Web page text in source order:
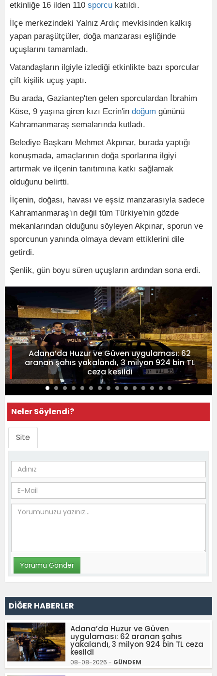
etkinliğe 16 ilden 110 sporcu katıldı.
İlçe merkezindeki Yalnız Ardıç mevkisinden kalkış
yapan paraşütçüler, doğa manzarası eşliğinde
uçuşlarını tamamladı.
Vatandaşların ilgiyle izlediği etkinlikte bazı sporcular
çift kişilik uçuş yaptı.
Bu arada, Gaziantep'ten gelen sporculardan İbrahim
Köse, 9 yaşına giren kızı Ecrin'in doğum gününü
Kahramanmaraş semalarında kutladı.
Belediye Başkanı Mehmet Akpınar, burada yaptığı
konuşmada, amaçlarının doğa sporlarına ilgiyi
artırmak ve ilçenin tanıtımına katkı sağlamak
olduğunu belirtti.
İlçenin, doğası, havası ve eşsiz manzarasıyla sadece
Kahramanmaraş'ın değil tüm Türkiye'nin gözde
mekanlarından olduğunu söyleyen Akpınar, sporun ve
sporcunun yanında olmaya devam ettiklerini dile
getirdi.
Şenlik, gün boyu süren uçuşların ardından sona erdi.
Adana’da Huzur ve Güven uygulaması: 62
aranan şahıs yakalandı, 3 milyon 924 bin TL
ceza kesildi
Neler Söylendi?
Site
DİĞER HABERLER
Adana’da Huzur ve Güven
uygulaması: 62 aranan şahıs
yakalandı, 3 milyon 924 bin TL ceza
kesildi
08-08-2026 - GÜNDEM